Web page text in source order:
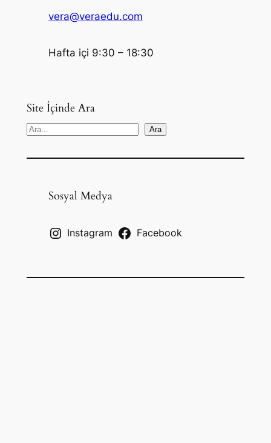
vera@veraedu.com
Hafta içi 9:30 – 18:30
Site İçinde Ara
S
a
Ara
Sosyal Medya
Instagram Facebook